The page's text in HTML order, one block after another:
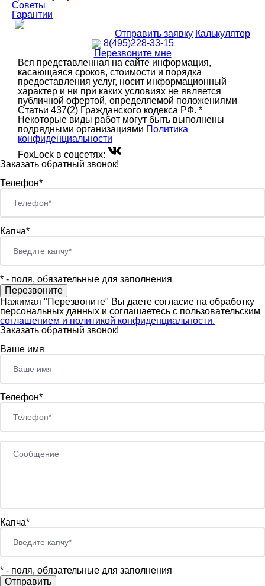
Советы
Гарантии
Отправить заявку Калькулятор
8(495)228-33-15
Перезвоните мне
Вся представленная на сайте информация,
касающаяся сроков, стоимости и порядка
предоставления услуг, носит информационный
характер и ни при каких условиях не является
публичной офертой, определяемой положениями
Статьи 437(2) Гражданского кодекса РФ. *
Некоторые виды работ могут быть выполнены
подрядными организациями Политика
конфиденциальности
FoxLock в соцсетях:
Заказать обратный звонок!
Телефон*
Капча*
* - поля, обязательные для заполнения
Нажимая "Перезвоните" Вы даете согласие на обработку
персональных данных и соглашаетесь c пользовательским
соглашением и политикой конфиденциальности.
Заказать обратный звонок!
Ваше имя
Телефон*
Капча*
* - поля, обязательные для заполнения